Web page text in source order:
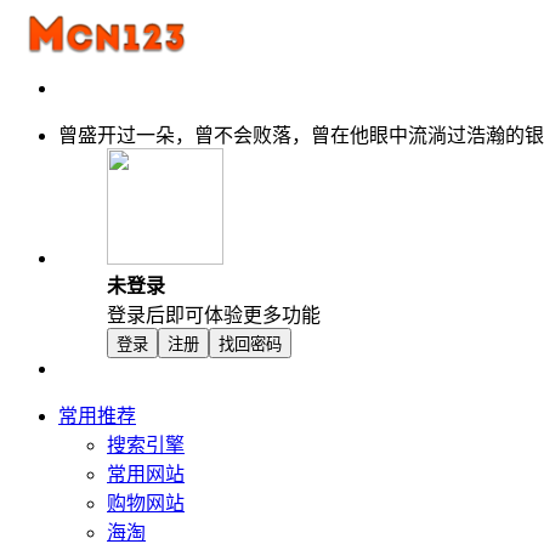
曾盛开过一朵，曾不会败落，曾在他眼中流淌过浩瀚的
未登录
登录后即可体验更多功能
登录 注册 找回密码
常用推荐
搜索引擎
常用网站
购物网站
海淘